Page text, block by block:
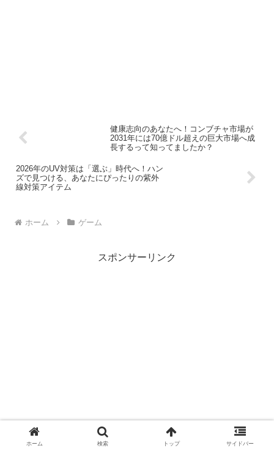
健康志向のあなたへ！コンブチャ市場が
2031年には70億ドル超えの巨大市場へ成
長するって知ってましたか？
2026年のUV対策は「選ぶ」時代へ！ハン
ズで見つける、あなたにぴったりの紫外
線対策アイテム
ホーム ゲーム
スポンサーリンク
ホーム 検索 トップ サイドバー